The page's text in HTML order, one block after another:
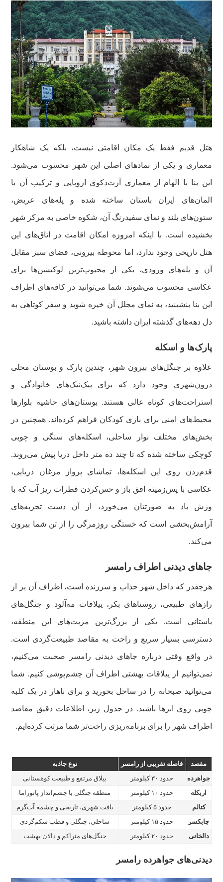
هتل قدیم فقط یک مکان اقامتی نیست، بلکه یک شاهکار
معماری و یکی از نمادهای اصلی این شهر محسوب می‌شود.
این بنا با الهام از معماری آرت‌دکوی اروپایی و ترکیب آن با
المان‌های ایران باستان ساخته شده و پله‌های عریض،
ستون‌های بلند و نمای سفیدرنگ آن، شکوه خاصی به مرکز شهر
بخشیده است. با اینکه امروزه امکان اقامت در اتاق‌های این
هتل تاریخی وجود ندارد، اما محوطه بیرونی، فضای سبز مقابل
آن و پله‌های ورودی، یکی از محبوب‌ترین لوکیشن‌ها برای
عکاسی محسوب می‌شوند. شما می‌توانید در کافه‌های اطراف
این بنا بنشینید، به نمای مجلل آن خیره شوید و سفر کوتاهی به
دل دهه‌های گذشته ایران داشته باشید.
پارک‌ها و اسکله
علاوه بر جنگل‌های بیرون شهر، چندین پارک و بوستان محلی
درون‌شهری وجود دارد که برای پیک‌نیک‌های خانوادگی و
استراحت‌های کوتاه عالی هستند. بوستان‌های حاشیه بلوارها
محیط‌های امنی برای بازی کودکان فراهم کرده‌اند. همچنین در
بخش‌های مختلف نوار ساحلی، اسکله‌های سنگی و چوبی
کوچکی ساخته شده که تا چند ده متر داخل دریا پیش می‌روند.
قدم‌زدن روی این اسکله‌ها، تماشای پرواز مرغان دریایی،
عکاسی با پس‌زمینه افق باز و حس‌کردن قطرات ریز آب که با
وزش باد به صورتتان می‌خورد، از آن دست تجربه‌های
آرامش‌بخشی است که خستگی روزمرگی را از تن شما بیرون
می‌کند.
جاهای دیدنی اطراف رامسر
هرچقدر که داخل شهر جذاب و سرزنده است، اطراف آن پر از
رازهای طبیعی، روستاهای بکر، ییلاقات مه‌آلود و جنگل‌های
باستانی است. یکی از بزرگ‌ترین مزیت‌های این منطقه،
دسترسی بسیار سریع و راحت به مقاصد طبیعت‌گردی است.
در واقع وقتی درباره جاهای دیدنی رامسر صحبت می‌کنیم،
نمی‌توانیم از ییلاقات بهشتی اطراف آن چشم‌پوشی کنیم. شما
می‌توانید صبحانه را در ساحل بخورید و برای ناهار در یک کلبه
چوبی روی ابرها باشید. در جدول زیر، اطلاعات دقیق مقاصد
اطراف شهر را برای برنامه‌ریزی راحت‌تر شما مرتب کرده‌ایم.
مقصد فاصله تقریبی از رامسر
نوع جاذبه
جواهرده
حدود ۳۰ کیلومتر
ییلاق مرتفع و طبیعت کوهستانی
اربکله
حدود ۱۰ کیلومتر
منطقه جنگلی با چشم‌انداز پانوراما
کتالم
حدود ۵ کیلومتر
بافت شهری، تاریخی و چشمه آب‌گرم
چابکسر
حدود ۱۵ کیلومتر
ساحلی، جنگلی و قطب شکم‌گردی
دالخانی
حدود ۲۰ کیلومتر جنگل‌های متراکم و دالان بهشت
دیدنی‌های جواهرده رامسر